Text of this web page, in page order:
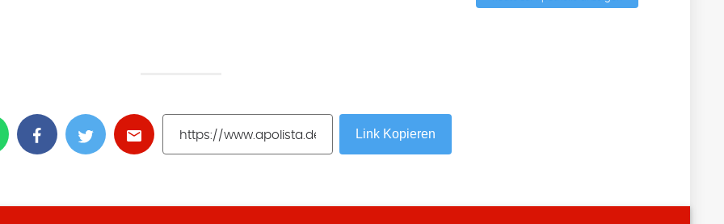
Link Kopieren